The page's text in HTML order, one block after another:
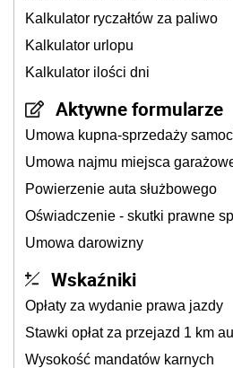
Kalkulator ryczałtów za paliwo
Kalkulator urlopu
Kalkulator ilości dni
Aktywne formularze
Umowa kupna-sprzedaży
Umowa najmu miejsca
Powierzenie auta służbowego
Oświadczenie - skutki prawne
Umowa darowizny
Wskaźniki
Opłaty za wydanie prawa jazdy
Stawki opłat za przejazd 1 km
Wysokość mandatów karnych